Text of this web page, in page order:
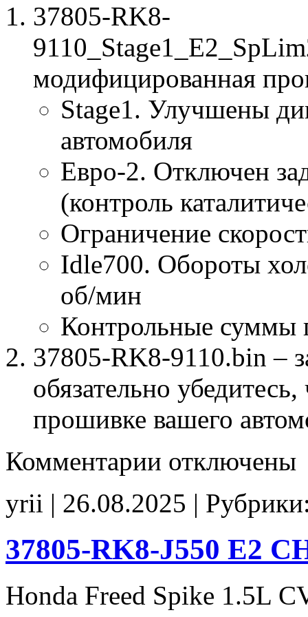
37805-RK8-
модифицированная
Stage1. Улучшены
автомобиля
Евро-2. Отключен
(контроль
Ограничение
Idle700. Обороты
об/мин
Контрольные суммы
37805-RK8-9110.bin –
обязательно
прошивке вашего
Комментарии записи
9110
Stage1
SpLim250
Idle700
CHK(ok)
отключены
yrii | 26.08.2025 |
37805-RK8-J550 E2
Honda Freed Spike 1.5L